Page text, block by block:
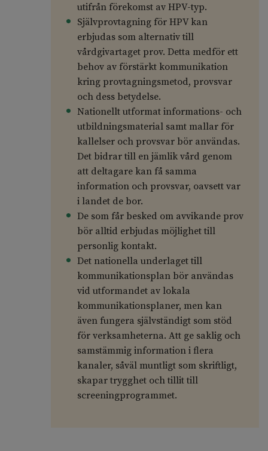
utifrån förekomst av HPV-typ.
Självprovtagning för HPV kan
erbjudas som alternativ till
vårdgivartaget prov. Detta medför ett
behov av förstärkt kommunikation
kring provtagningsmetod, provsvar
och dess betydelse.
Nationellt utformat informations- och
utbildningsmaterial samt mallar för
kallelser och provsvar bör användas.
Det bidrar till en jämlik vård genom
att deltagare kan få samma
information och provsvar, oavsett var
i landet de bor.
De som får besked om avvikande prov
bör alltid erbjudas möjlighet till
personlig kontakt.
Det nationella underlaget till
kommunikationsplan bör användas
vid utformandet av lokala
kommunikationsplaner, men kan
även fungera självständigt som stöd
för verksamheterna. Att ge saklig och
samstämmig information i flera
kanaler, såväl muntligt som skriftligt,
skapar trygghet och tillit till
screeningprogrammet.